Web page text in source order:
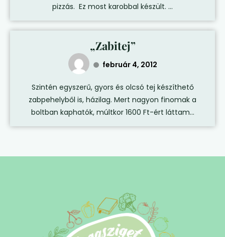
pizzás. Ez most karobbal készült. ...
„Zabitej”
február 4, 2012
Szintén egyszerű, gyors és olcsó tej készíthető
zabpehelyből is, házilag. Mert nagyon finomak a
boltban kaphatók, múltkor 1600 Ft-ért láttam...